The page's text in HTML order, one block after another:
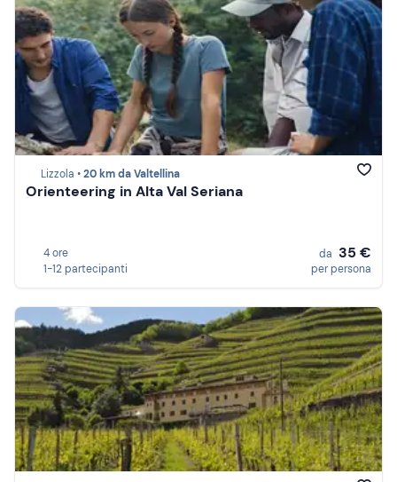
Lizzola •20 km da Valtellina
Orienteering in Alta Val Seriana
4 ore
1-12 partecipanti
da 35 €
per persona